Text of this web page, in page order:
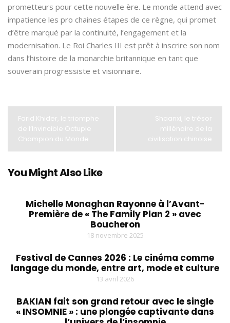
prometteurs pour cette nouvelle ère. Le monde attend avec
impatience les pro chaines étapes de ce règne, qui promet
d’être marqué par la continuité, l’engagement et la
modernisation. Le Roi Charles III est prêt à inscrire son nom
dans l’histoire de la monarchie britannique en tant que
souverain progressiste et visionnaire.
Farid Khider, le triomphe
de l’Invincible Octuple
Champion du Monde
Shaanxi, le trésor
millénaire de la
civilisation chinoise
You Might Also Like
Michelle Monaghan Rayonne à l’Avant-
Première de « The Family Plan 2 » avec
Boucheron
18 novembre 2025
Festival de Cannes 2026 : Le cinéma comme
langage du monde, entre art, mode et culture
13 avril 2026
BAKIAN fait son grand retour avec le single
« INSOMNIE » : une plongée captivante dans